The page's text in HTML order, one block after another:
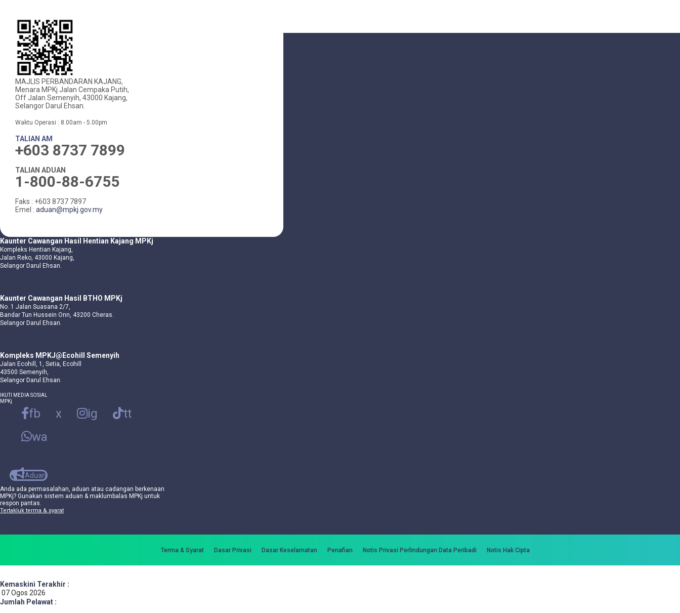
MAJLIS PERBANDARAN KAJANG,
Menara MPKj Jalan Cempaka Putih,
Off Jalan Semenyih, 43000 Kajang,
Selangor Darul Ehsan.
Waktu Operasi : 8.00am - 5.00pm
TALIAN AM
+603 8737 7899
TALIAN ADUAN
1-800-88-6755
Faks : +603 8737 7897
Emel : aduan@mpkj.gov.my
Kaunter Cawangan Hasil Hentian Kajang MPKj
Kompleks Hentian Kajang,
Jalan Reko, 43000 Kajang,
Selangor Darul Ehsan.
Kaunter Cawangan Hasil BTHO MPKj
No. 1 Jalan Suasana 2/7,
Bandar Tun Hussein Onn, 43200 Cheras.
Selangor Darul Ehsan.
Kompleks MPKJ@Ecohill Semenyih
Jalan Ecohill, 1, Setia, Ecohill
43500 Semenyih,
Selangor Darul Ehsan.
IKUTI MEDIA SOSIAL
MPKj
fb x ig
tt
wa
Aduan
Anda ada permasalahan, aduan atau cadangan berkenaan
MPKj? Gunakan sistem aduan & maklumbalas MPKj untuk
respon pantas.
Tertakluk terma & syarat
Terma & Syarat Dasar Privasi Dasar Keselamatan Penafian Notis Privasi Perlindungan Data Peribadi Notis Hak Cipta
Kemaskini Terakhir :
07 Ogos 2026
Jumlah Pelawat :